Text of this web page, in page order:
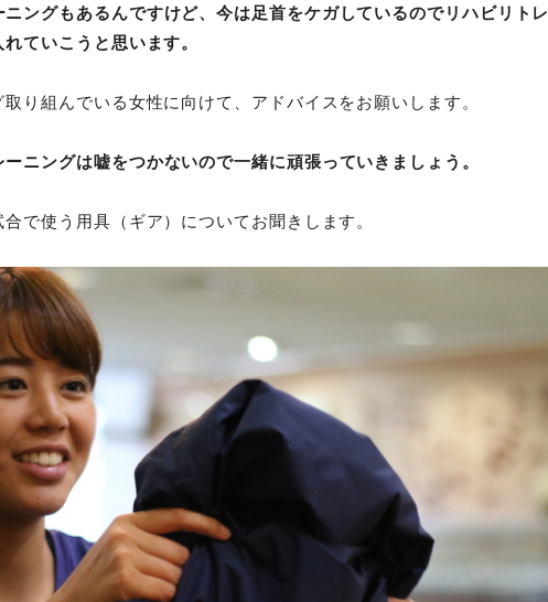
ングもあるんですけど、今は足首をケガしているのでリハビリトレ
ていこうと思います。
り組んでいる女性に向けて、アドバイスをお願いします。
ニングは嘘をつかないので一緒に頑張っていきましょう。
で使う用具（ギア）についてお聞きします。